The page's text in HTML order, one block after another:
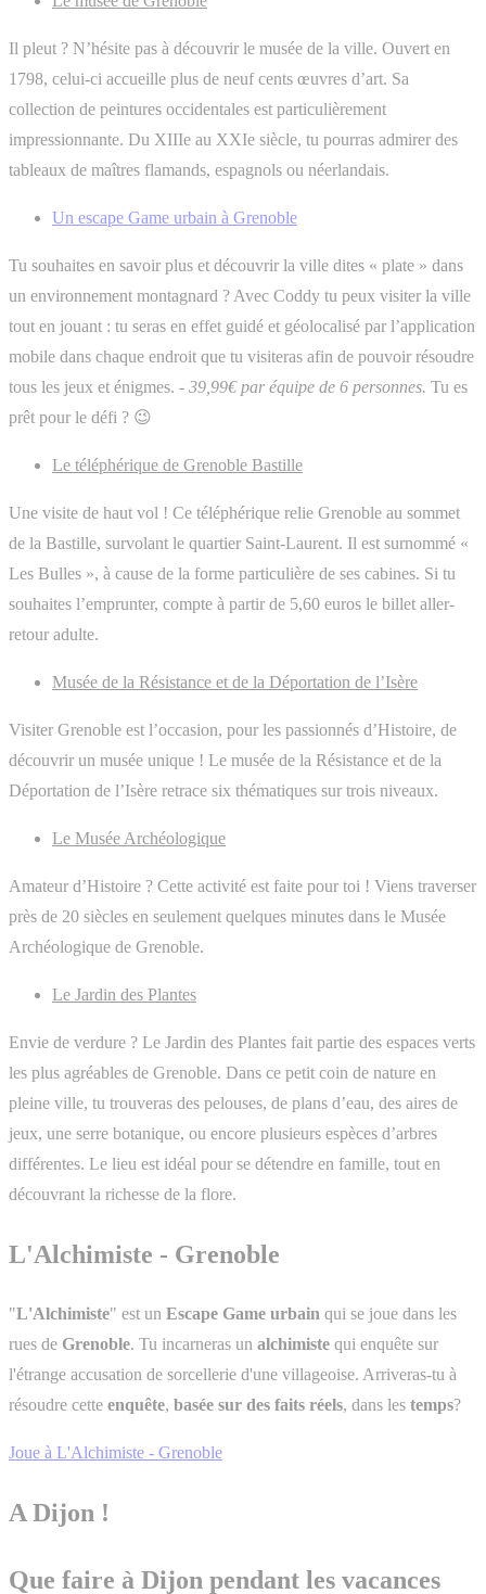
Il pleut ? N’hésite pas à découvrir le musée de la ville. Ouvert en
1798, celui-ci accueille plus de neuf cents œuvres d’art. Sa
collection de peintures occidentales est particulièrement
impressionnante. Du XIIIe au XXIe siècle, tu pourras admirer des
tableaux de maîtres flamands, espagnols ou néerlandais.
Un escape Game urbain à Grenoble
Tu souhaites en savoir plus et découvrir la ville dites « plate » dans
un environnement montagnard ? Avec Coddy tu peux visiter la ville
tout en jouant : tu seras en effet guidé et géolocalisé par l’application
mobile dans chaque endroit que tu visiteras afin de pouvoir résoudre
tous les jeux et énigmes. - 39,99€ par équipe de 6 personnes. Tu es
prêt pour le défi ? 😉
Le téléphérique de Grenoble Bastille
Une visite de haut vol ! Ce téléphérique relie Grenoble au sommet
de la Bastille, survolant le quartier Saint-Laurent. Il est surnommé «
Les Bulles », à cause de la forme particulière de ses cabines. Si tu
souhaites l’emprunter, compte à partir de 5,60 euros le billet aller-
retour adulte.
Musée de la Résistance et de la Déportation de l’Isère
Visiter Grenoble est l’occasion, pour les passionnés d’Histoire, de
découvrir un musée unique ! Le musée de la Résistance et de la
Déportation de l’Isère retrace six thématiques sur trois niveaux.
Le Musée Archéologique
Amateur d’Histoire ? Cette activité est faite pour toi ! Viens traverser
près de 20 siècles en seulement quelques minutes dans le Musée
Archéologique de Grenoble.
Le Jardin des Plantes
Envie de verdure ? Le Jardin des Plantes fait partie des espaces verts
les plus agréables de Grenoble. Dans ce petit coin de nature en
pleine ville, tu trouveras des pelouses, de plans d’eau, des aires de
jeux, une serre botanique, ou encore plusieurs espèces d’arbres
différentes. Le lieu est idéal pour se détendre en famille, tout en
découvrant la richesse de la flore.
L'Alchimiste - Grenoble
"L'Alchimiste" est un Escape Game urbain qui se joue dans les
rues de Grenoble. Tu incarneras un alchimiste qui enquête sur
l'étrange accusation de sorcellerie d'une villageoise. Arriveras-tu à
résoudre cette enquête, basée sur des faits réels, dans les temps?
Joue à L'Alchimiste - Grenoble
A Dijon !
Que faire à Dijon pendant les vacances